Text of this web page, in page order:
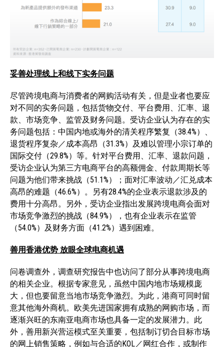
妥善处理线上和线下实务问题
尽管跨境电商与消费者的网购活动有关，但是业者也要应
对不同的实务问题，包括货物交付、平台费用、汇率、退
款、市场竞争、监管及财务问题。受访企业认为存在的实
务问题包括：中国内地或海外的清关程序繁复（38.4%）、
退货程序复杂／成本高昂（31.3%）及难以管理小宗订单的
国际交付（29.8%）等。针对平台费用、汇率、退款问题，
受访企业认为第三方电商平台的高额佣金、付款周期长等
问题为他们带来挑战（51.1%）；面对汇率波动／汇兑成本
高昂的难题（46.6%）。另有28.4%的企业表示退款涉及的
费用十分高昂。另外，受访企业指出发展跨境电商会面对
市场竞争激烈的挑战（84.9%），也有企业表示在监管
（54.0%）及财务方面（41.2%）遇到困难。
善用香港优势 放眼全球电商机遇
问卷调查外，调查研究报告中也访问了部分从事跨境电商
的相关企业。根据专家意见，虽然中国内地市场规模庞
大，但也要留意当地市场竞争激烈。为此，港商可同时留
意其他海外商机。欧美先进国家拥有成熟的网购市场，而
逐渐兴旺的东南亚电商市场也具备一定的发展潜力。此
外，善用新兴营运模式至关重要，包括制订切合目标市场
的网上销售策略，例如与合适的KOL／网红合作，或制作